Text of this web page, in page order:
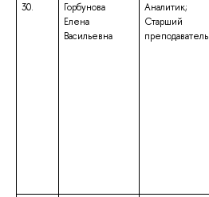
30.
Горбунова
Елена
Васильевна
Аналитик;
Старший
преподаватель